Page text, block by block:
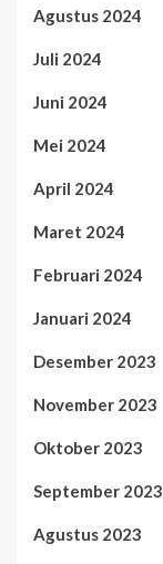
Agustus 2024
Juli 2024
Juni 2024
Mei 2024
April 2024
Maret 2024
Februari 2024
Januari 2024
Desember 2023
November 2023
Oktober 2023
September 2023
Agustus 2023